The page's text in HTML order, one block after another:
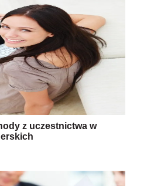
z uczestnictwa w